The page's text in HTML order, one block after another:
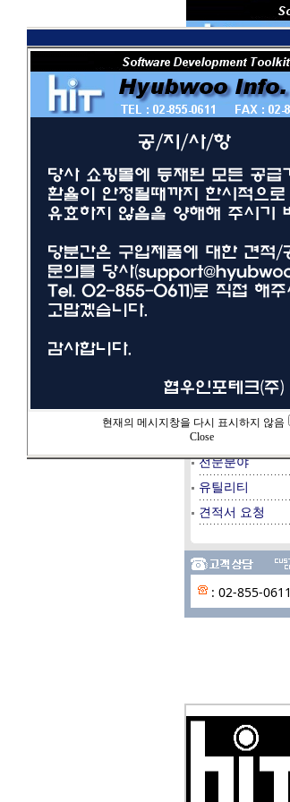
회 원 I D
멀티미디어
데이타베이스
시스템/서버
전문분야
유틸리티
견적서 요청
: 02-855-0611
현재의 메시지창을 다시 표시하지 않음
Close